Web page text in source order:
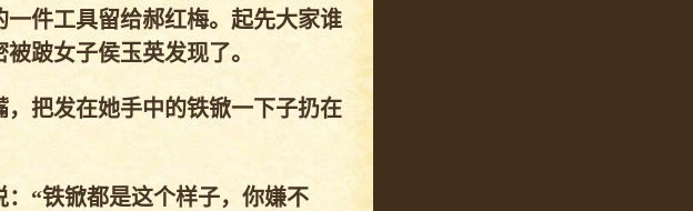
件工具留给郝红梅。起先大家谁
跛女子侯玉英发现了。
把发在她手中的铁锨一下子扔在
“铁锨都是这个样子，你嫌不